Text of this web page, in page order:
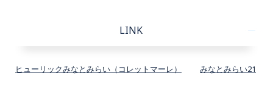
LINK
ヒューリックみなとみらい（コレットマーレ） みなとみらい21